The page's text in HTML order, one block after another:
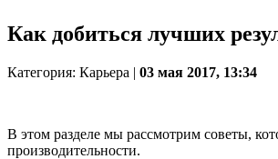
Как добиться лучших
Категория: Карьера | 03 мая 2017, 13:34
В этом разделе мы рассмотрим советы,
производительности.